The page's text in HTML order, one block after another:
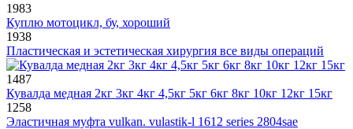
1983
Куплю мотоцикл, бу, хороший
1938
Пластическая и эстетическая хирургия все виды операций
1487
Кувалда медная 2кг 3кг 4кг 4,5кг 5кг 6кг 8кг 10кг 12кг 15кг
1258
Эластичная муфта vulkan. vulastik-l 1612 series 2804sae